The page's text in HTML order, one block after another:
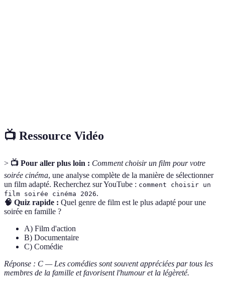
📺 Ressource Vidéo
> 📺 Pour aller plus loin : Comment choisir un film pour votre
soirée cinéma, une analyse complète de la manière de sélectionner
un film adapté. Recherchez sur YouTube : comment choisir un
film soirée cinéma 2026.
🧠 Quiz rapide : Quel genre de film est le plus adapté pour une
soirée en famille ?
A) Film d'action
B) Documentaire
C) Comédie
Réponse : C — Les comédies sont souvent appréciées par tous les
membres de la famille et favorisent l'humour et la légèreté.